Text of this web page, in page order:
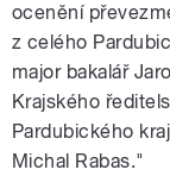
ocenění
z celého
major bakalář
Krajského
Pardubického
Michal Rabas."